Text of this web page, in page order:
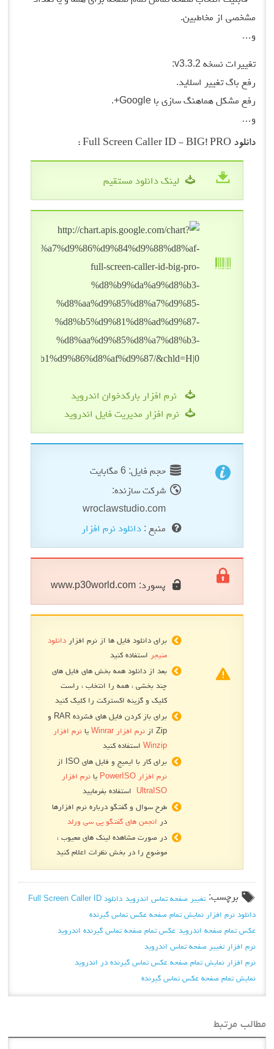
مشخصی از مخاطبین.
و…
تغییرات نسخه v3.3.2:
رفع باگ تغییر اسلاید.
رفع مشکل هماهنگ سازی با Google+.
و…
دانلود Full Screen Caller ID - BIG! PRO :
لینک دانلود مستقیم
نرم افزار بارکدخوان اندروید
نرم افزار مدیریت فایل اندروید
حجم فایل: 6 مگابایت
شرکت سازنده:
wroclawstudio.com
منبع : دانلود نرم افزار
پسورد: www.p30world.com
برای دانلود فایل ها از نرم افزار دانلود
منیجر استفاده کنید
بعد از دانلود همه بخش های فایل های
چند بخشی ، همه را انتخاب ، راست
کلیک و گزینه اکسترکت را کلیک کنید
برای باز کردن فایل های فشرده RAR و
Zip از
نرم افزار Winrar یا نرم افزار
Winzipاستفاده کنید
برای کار با ایمیج و فایل های ISO از
نرم افزار PowerISO
یا نرم افزار
UltraISO استفاده بفرمایید
طرح سوال و گفتگو درباره نرم افزارها
در انجمن های گفتگو پی سی ورلد
در صورت مشاهده لینک های معیوب ،
موضوع را در بخش نظرات اعلام کنید
برچسب: تغییر صفحه تماس اندروید دانلود Full Screen Caller ID
دانلود نرم افزار نمایش تمام صفحه عکس تماس گیرنده
عکس تمام صفحه اندروید عکس تمام صفحه تماس گیرنده اندروید
نرم افزار تغییر صفحه تماس اندروید
نرم افزار نمایش تمام صفحه عکس تماس گیرنده در اندروید
نمایش تمام صفحه عکس تماس گیرنده
مطالب مرتبط